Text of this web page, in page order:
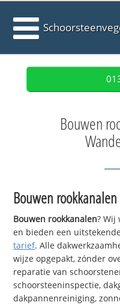
Bouwen
Bouwen rookkanalen
Bouwen rookkanalen? Wij
en bieden een
tarief. Alle
wijze opgepakt, zónder
reparatie van
schoorsteeninspectie,
dakpannenreiniging,